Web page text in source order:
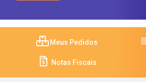
Meus Pedidos
Notas Fiscais